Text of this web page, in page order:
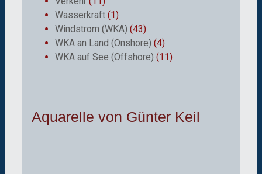
Wasserkraft (1)
Windstrom (WKA) (43)
WKA an Land (Onshore) (4)
WKA auf See (Offshore) (11)
Aquarelle von Günter Keil